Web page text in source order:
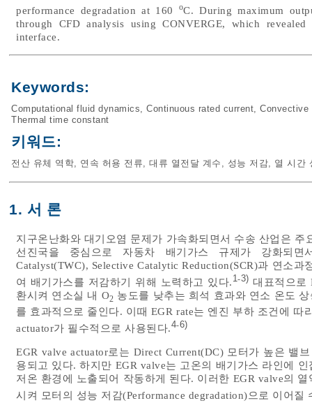
performance degradation at 160
oC. During maximum
through CFD analysis using CONVERGE, which
interface.
Keywords:
Computational fluid dynamics Continuous rated current Convective
Thermal time constant
키워드:
전산 유체 역학 연속 허용 전류 대류 열전달 계수 성능 저감 열 시간
1. 서 론
지구온난화와 대기오염 문제가 가속화되면서 수송 산업은
선진국을 중심으로 자동차 배기가스 규제가 강화되
Catalyst(TWC), Selective Catalytic Reduction(SCR)과 연소
여 배기가스를 저감하기 위해 노력하고 있다. 1-3) 대표적으로
환시켜 연소실 내 O2 농도를 낮추는 희석 효과와 연소 온도
를 효과적으로 줄인다. 이때 EGR rate는 엔진 부하 조건에
actuator가 필수적으로 사용된다.4-6)
EGR valve actuator로는 Direct Current(DC) 모터가 높은 밸
용되고 있다. 하지만 EGR valve는 고온의 배기가스 라인에
저온 환경에 노출되어 작동하게 된다. 이러한 EGR valve의
시켜 모터의 성능 저감(Performance degradation)으로 이어질